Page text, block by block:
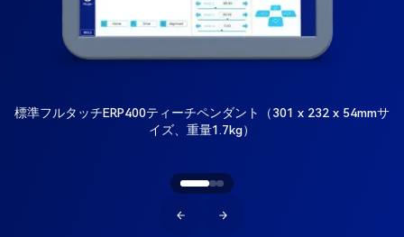
標準フルタッチERP400ティーチペンダント（301 x 232 x 54mmサ
イズ、重量1.7kg）